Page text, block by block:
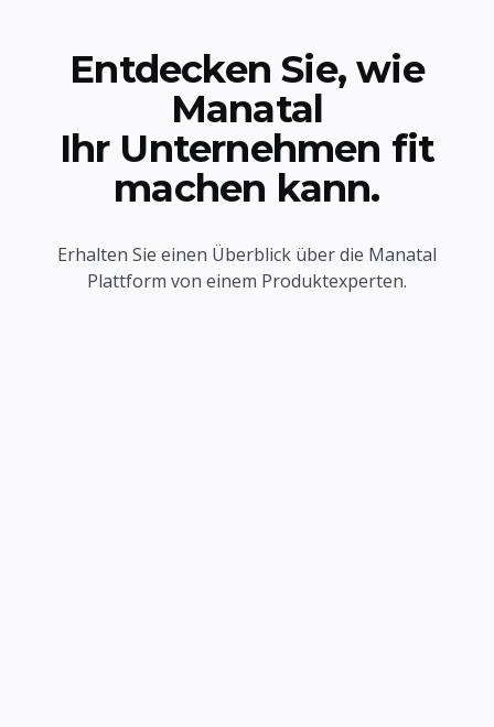
Entdecken Sie, wie
Manatal
Ihr Unternehmen fit
machen kann.
Erhalten Sie einen Überblick über die Manatal
Plattform von einem Produktexperten.